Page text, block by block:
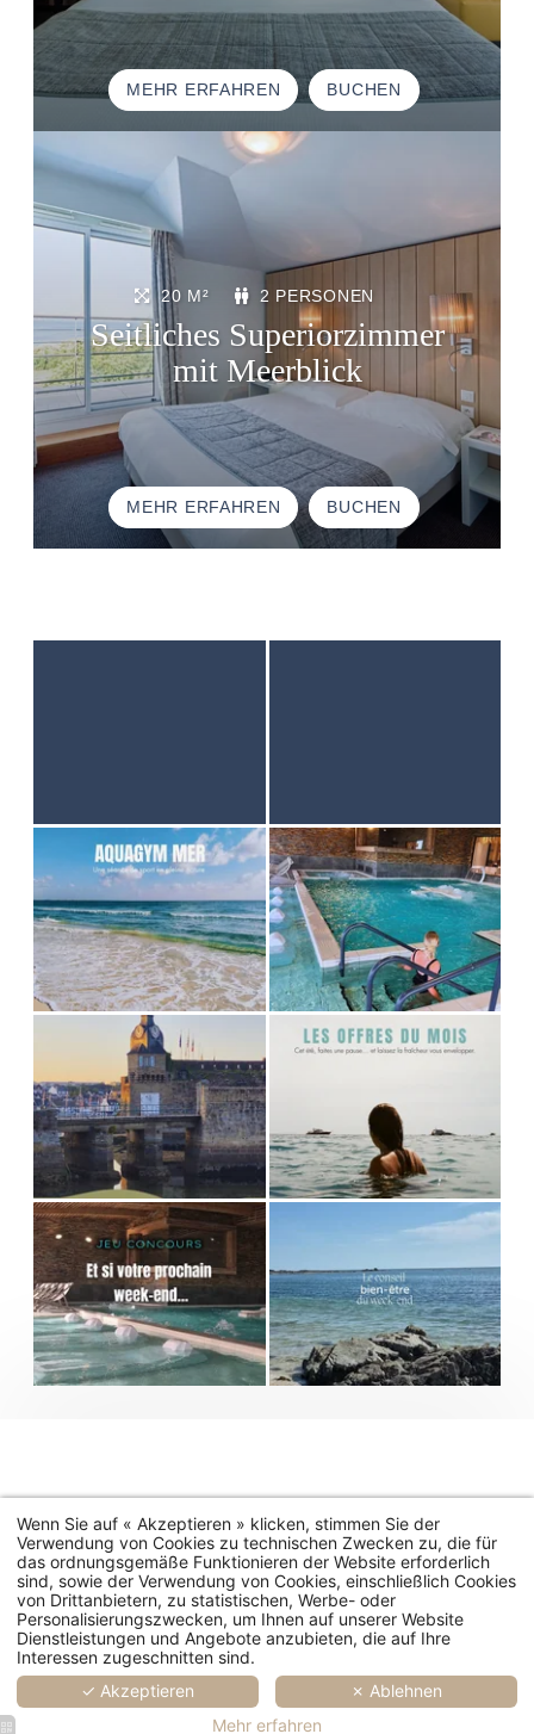
MEHR ERFAHREN BUCHEN
Seitliches Superiorzimmer
mit Meerblick
20 M² 2 PERSONEN
MEHR ERFAHREN BUCHEN
STARTSEITE
UNTERKUNFT
THALASSO
RESTAURANT
SEMINAR
AKTIVITÄTEN UND TOURISMUS
FOTODALERY
GUTE ANGEBOTE
GESCHENKGUTSCHEINE
BROCHURES
Wenn Sie auf « Akzeptieren » klicken, stimmen Sie der
Verwendung von Cookies zu technischen Zwecken zu, die für
das ordnungsgemäße Funktionieren der Website erforderlich
sind, sowie der Verwendung von Cookies, einschließlich Cookies
von Drittanbietern, zu statistischen, Werbe- oder
Personalisierungszwecken, um Ihnen auf unserer Website
Dienstleistungen und Angebote anzubieten, die auf Ihre
Interessen zugeschnitten sind.
✓ Akzeptieren
✗ Ablehnen
Mehr erfahren